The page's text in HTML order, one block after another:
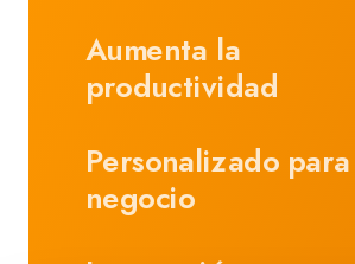
Aumenta la
productividad
Personalizado
negocio